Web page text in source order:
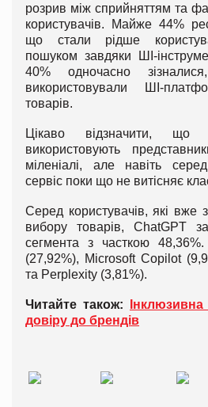
розрив між сприйняттям та
користувачів. Майже 44%
що стали рідше
пошуком завдяки ШІ-
40% одночасно
використовували ШІ-
товарів.
Цікаво відзначити, що
використовують
міленіалі, але навіть
сервіс поки що не витісняє
Серед користувачів, які вже
вибору товарів, ChatGPT
сегмента з часткою
(27,92%), Microsoft Copilot
та Perplexity (3,81%).
Читайте також:
довіру до брендів